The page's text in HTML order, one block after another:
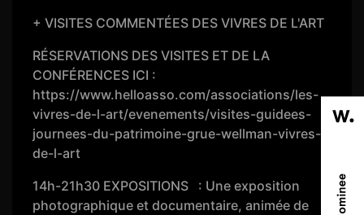
+ VISITES COMMENTÉES DES VIVRES DE L'ART
RÉSERVATIONS DES VISITES ET DE LA
CONFÉRENCES ICI :
https://www.helloasso.com/associations/les-
vivres-de-l-art/evenements/visites-guidees-
journees-du-patrimoine-grue-wellman-vivres-
de-l-art
14h-21h30 EXPOSITIONS : Une exposition
photographique et documentaire, animée de